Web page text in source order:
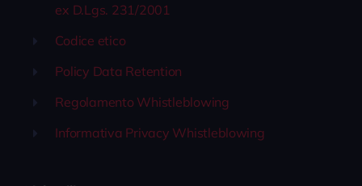
ex D.Lgs. 231/2001
Codice etico
Policy Data Retention
Regolamento Whistleblowing
Informativa Privacy Whistleblowing